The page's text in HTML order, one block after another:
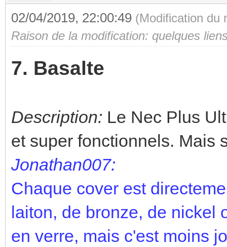
02/04/2019, 22:00:49 (Modification du
Raison de la modification: quelques
7. Basalte
Description: Le Nec Plus
et super fonctionnels. Mais
Jonathan007:
Chaque cover est
laiton, de bronze, de nickel
en verre, mais c'est moins